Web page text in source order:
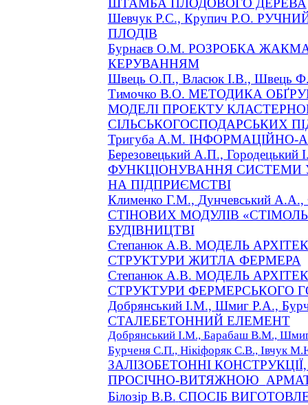
ШТАМБА ПЛОДОВОГО ДЕРЕВА
Шевчук Р.С., Крупич Р.О.
ПЛОДІВ
БурнаєвО.М. РОЗРОБКА
КЕРУВАННЯМ
Швець О.П., Власюк І.В., Швець
Тимочко В.О. МЕТОДИКА
МОДЕЛІ ПРОЕКТУ
СІЛЬСЬКОГОСПОДАРСЬКИХ
ТригубаА.М. ІНФОРМАЦІЙНО-
БерезовецькийА.П.,
ФУНКЦІОНУВАННЯ СИСТЕМИ
НА ПІДПРИЄМСТВІ
Клименко Г.М., ДунчевськийА.А.,
СТІНОВИХ МОДУЛІВ
БУДІВНИЦТВІ
Степанюк А.В. МОДЕЛЬ
СТРУКТУРИ ЖИТЛА ФЕРМЕРА
Степанюк А.В. МОДЕЛЬ
СТРУКТУРИ ФЕРМЕРСЬКОГО
Добрянський І.М., ШмигР.А.,
СТАЛЕБЕТОННИЙ ЕЛЕМЕНТ
Добрянський І.М., Барабаш В.М.,
БурченяС.П., НікіфорякС.В., Івчук
ЗАЛІЗОБЕТОННІ
ПРОСІЧНО-ВИТЯЖНОЮ
Білозір В.В. СПОСІБ